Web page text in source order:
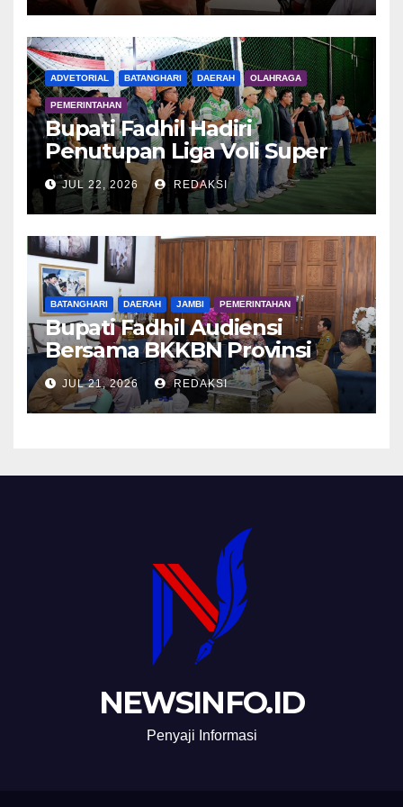
ADVETORIAL BATANGHARI DAERAH OLAHRAGA
PEMERINTAHAN
Bupati Fadhil Hadiri
Penutupan Liga Voli Super
Tangguh 2026
JUL 22, 2026 REDAKSI
BATANGHARI DAERAH JAMBI PEMERINTAHAN
Bupati Fadhil Audiensi
Bersama BKKBN Provinsi
Jambi
JUL 21, 2026 REDAKSI
NEWSINFO.ID
Penyaji Informasi